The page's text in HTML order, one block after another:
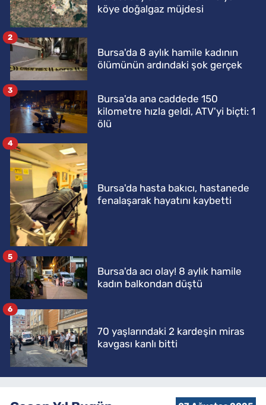
köye doğalgaz müjdesi
Bursa'da 8 aylık hamile kadının
ölümünün ardındaki şok gerçek
2
Bursa'da ana caddede 150
kilometre hızla geldi, ATV'yi biçti: 1
ölü
3
Bursa'da hasta bakıcı, hastanede
fenalaşarak hayatını kaybetti
4
Bursa'da acı olay! 8 aylık hamile
kadın balkondan düştü
5
70 yaşlarındaki 2 kardeşin miras
kavgası kanlı bitti
6